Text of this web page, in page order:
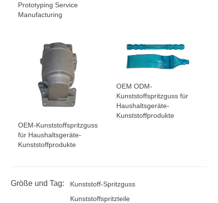
Prototyping Service
Manufacturing
OEM-Kunststoffspritzguss
für Haushaltsgeräte-
Kunststoffprodukte
OEM ODM-
Kunststoffspritzguss für
Haushaltsgeräte-
Kunststoffprodukte
Größe und Tag:
Kunststoff-Spritzguss
Kunststoffspritzteile